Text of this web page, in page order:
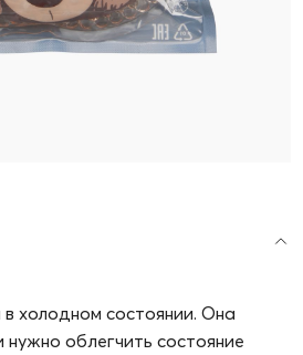
в холодном состоянии. Она
облегчить состояние